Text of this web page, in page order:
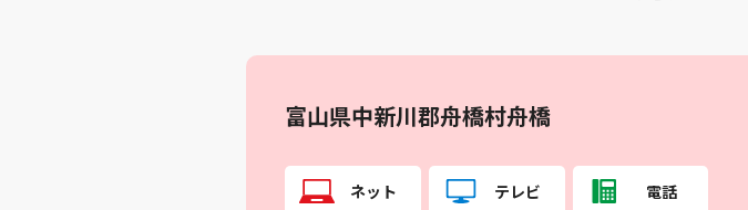
富山県中新川郡舟橋村舟橋
ネット テレビ 電話